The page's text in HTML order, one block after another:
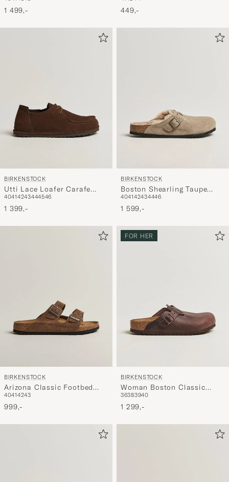
1 499,- 449,-
BIRKENSTOCK
Utti Lace Loafer Carafe
Suede
40414243444546
1 399,-
BIRKENSTOCK
Boston Shearling Taupe
Suede
404142434446
1 599,-
BIRKENSTOCK
Arizona Classic Footbed
Dark Tea Suede
40414243
999,-
FOR HER
BIRKENSTOCK
Woman Boston Classic
Footbed Habana Oiled
Leather
36383940
1 299,-